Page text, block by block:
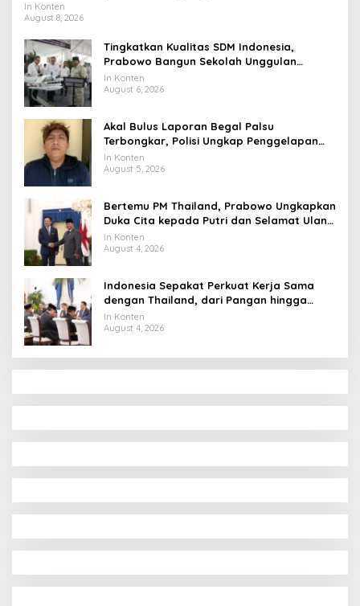
In Konten
August 8, 2026
Tingkatkan Kualitas SDM Indonesia,
Prabowo Bangun Sekolah Unggulan
hingga Undang Universitas Terbaik Dunia
In Konten
August 6, 2026
Akal Bulus Laporan Begal Palsu
Terbongkar, Polisi Ungkap Penggelapan
Uang Perusahaan untuk Crypto
In Konten
August 5, 2026
Bertemu PM Thailand, Prabowo Ungkapkan
Duka Cita kepada Putri dan Selamat Ulang
Tahun ke Raja Thailand
In Konten
August 4, 2026
Indonesia Sepakat Perkuat Kerja Sama
dengan Thailand, dari Pangan hingga
Ekonomi Digital
In Konten
August 4, 2026